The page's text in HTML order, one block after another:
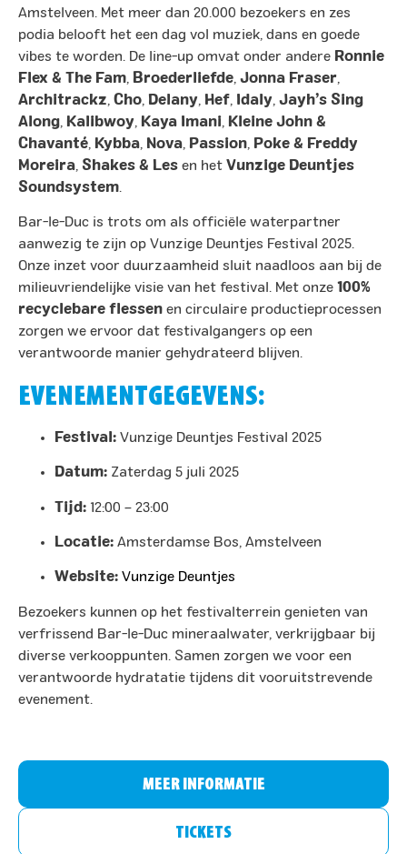
Amstelveen. Met meer dan 20.000 bezoekers en zes
podia belooft het een dag vol muziek, dans en goede
vibes te worden. De line-up omvat onder andere Ronnie
Flex & The Fam, Broederliefde, Jonna Fraser,
Architrackz, Cho, Delany, Hef, Idaly, Jayh’s Sing
Along, Kalibwoy, Kaya Imani, Kleine John &
Chavanté, Kybba, Nova, Passion, Poke & Freddy
Moreira, Shakes & Les en het Vunzige Deuntjes
Soundsystem. ​
Bar-le-Duc is trots om als officiële waterpartner
aanwezig te zijn op Vunzige Deuntjes Festival 2025.
Onze inzet voor duurzaamheid sluit naadloos aan bij de
milieuvriendelijke visie van het festival. Met onze 100%
recyclebare flessen en circulaire productieprocessen
zorgen we ervoor dat festivalgangers op een
verantwoorde manier gehydrateerd blijven.​
EVENEMENTGEGEVENS:
Festival: Vunzige Deuntjes Festival 2025
Datum: Zaterdag 5 juli 2025
Tijd: 12:00 – 23:00
Locatie: Amsterdamse Bos, Amstelveen
Website: Vunzige Deuntjes
Bezoekers kunnen op het festivalterrein genieten van
verfrissend Bar-le-Duc mineraalwater, verkrijgbaar bij
diverse verkooppunten. Samen zorgen we voor een
verantwoorde hydratatie tijdens dit vooruitstrevende
evenement.
MEER INFORMATIE
TICKETS